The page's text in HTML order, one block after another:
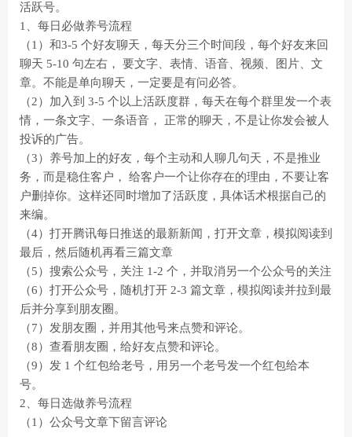
活跃号。
1、每日必做养号流程
（1）和3-5 个好友聊天，每天分三个时间段，每个好友来回
聊天 5-10 句左右， 要文字、表情、语音、视频、图片、文
章。不能是单向聊天，一定要是有问必答。
（2）加入到 3-5 个以上活跃度群，每天在每个群里发一个表
情，一条文字、一条语音， 正常的聊天，不是让你发会被人
投诉的广告。
（3）养号加上的好友，每个主动和人聊几句天，不是推业
务，而是稳住客户， 给客户一个让你存在的理由，不要让客
户删掉你。这样还同时增加了活跃度，具体话术根据自己的
来编。
（4）打开腾讯每日推送的最新新闻，打开文章，模拟阅读到
最后，然后随机再看三篇文章
（5）搜索公众号，关注 1-2 个，并取消另一个公众号的关注
（6）打开公众号，随机打开 2-3 篇文章，模拟阅读并拉到最
后并分享到朋友圈。
（7）发朋友圈，并用其他号来点赞和评论。
（8）查看朋友圈，给好友点赞和评论。
（9）发 1 个红包给老号，用另一个老号发一个红包给本
号。
2、每日选做养号流程
（1）公众号文章下留言评论